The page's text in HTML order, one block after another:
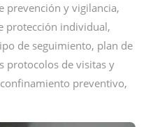
prevención y vigilancia,
protección individual,
de seguimiento, plan de
protocolos de visitas y
preventivo,